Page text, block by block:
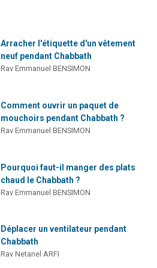
Arracher l'étiquette d'un vêtement
neuf pendant Chabbath
Rav Emmanuel BENSIMON
Comment ouvrir un paquet de
mouchoirs pendant Chabbath ?
Rav Emmanuel BENSIMON
Pourquoi faut-il manger des plats
chaud le Chabbath ?
Rav Emmanuel BENSIMON
Déplacer un ventilateur pendant
Chabbath
Rav Netanel ARFI